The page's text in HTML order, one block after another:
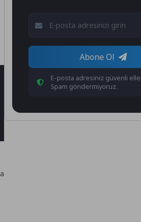
Abone Ol
E-posta adresiniz güvenli
Spam göndermiyoruz.